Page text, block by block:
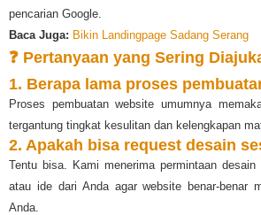
pencarian Google.
Baca Juga: Bikin Landingpage Sadang Serang
❓ Pertanyaan yang Sering
1. Berapa lama proses
Proses pembuatan website umumnya
tergantung tingkat kesulitan dan kelengkapan
2. Apakah bisa request desain
Tentu bisa. Kami menerima permintaan
atau ide dari Anda agar website benar-benar
Anda.